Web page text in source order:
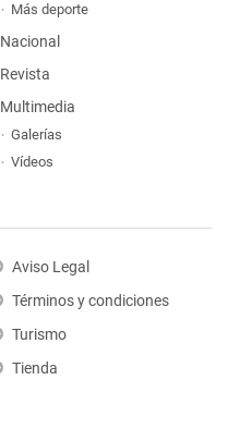
Más deporte
Nacional
Revista
Multimedia
Galerías
Vídeos
Aviso Legal
Términos y condiciones
Turismo
Tienda